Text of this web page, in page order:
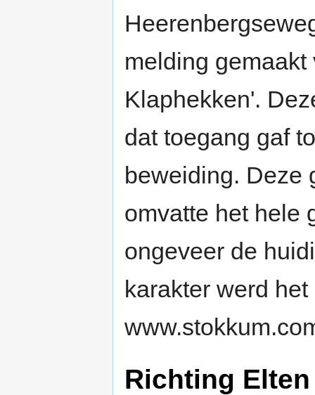
melding
Klaphekken'.
dat toegang gaf
beweiding. Deze
omvatte het hele
ongeveer de
karakter werd
Richting Elten